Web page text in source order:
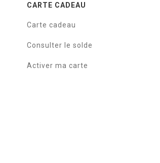
CARTE CADEAU
Carte cadeau
Consulter le solde
Activer ma carte